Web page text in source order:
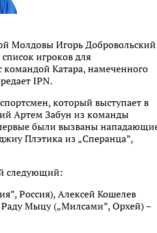
Молдовы Игорь Добровольский
игроков для
командой Катара, намеченного
IPN.
который выступает в
Артем Забун из команды
были вызваны
Плэтика из „Сперанца”,
следующий:
Россия), Алексей Кошелев
Мыцу („Милсами”, Орхей) –